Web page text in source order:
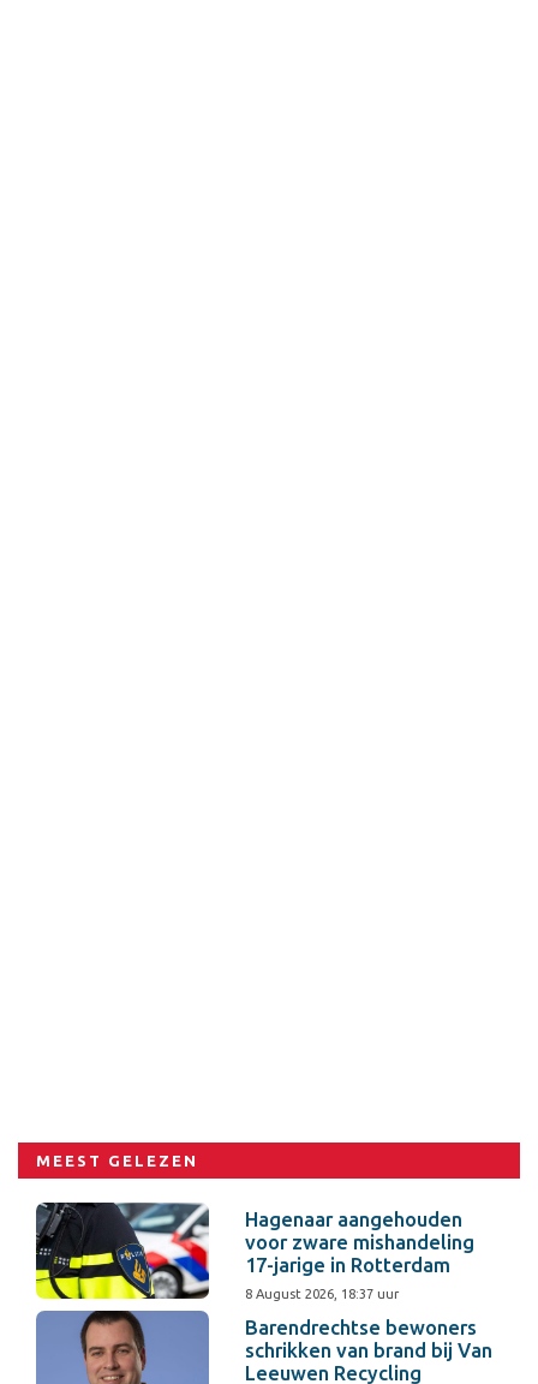
MEEST GELEZEN
Hagenaar aangehouden
voor zware mishandeling
17-jarige in Rotterdam
8 August 2026, 18:37 uur
Barendrechtse bewoners
schrikken van brand bij Van
Leeuwen Recycling